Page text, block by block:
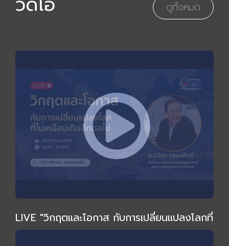
ดูทั้งหมด
LIVE "วิกฤตและโอกาส กับการเปลี่ยนแปลงโลกที่
ไม่เหมือนเดิม" โดย อ.ทวีสุข ธรรมศักดิ์